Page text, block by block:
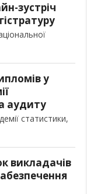
зустріч
у
аудиту
статистики,
викладачів